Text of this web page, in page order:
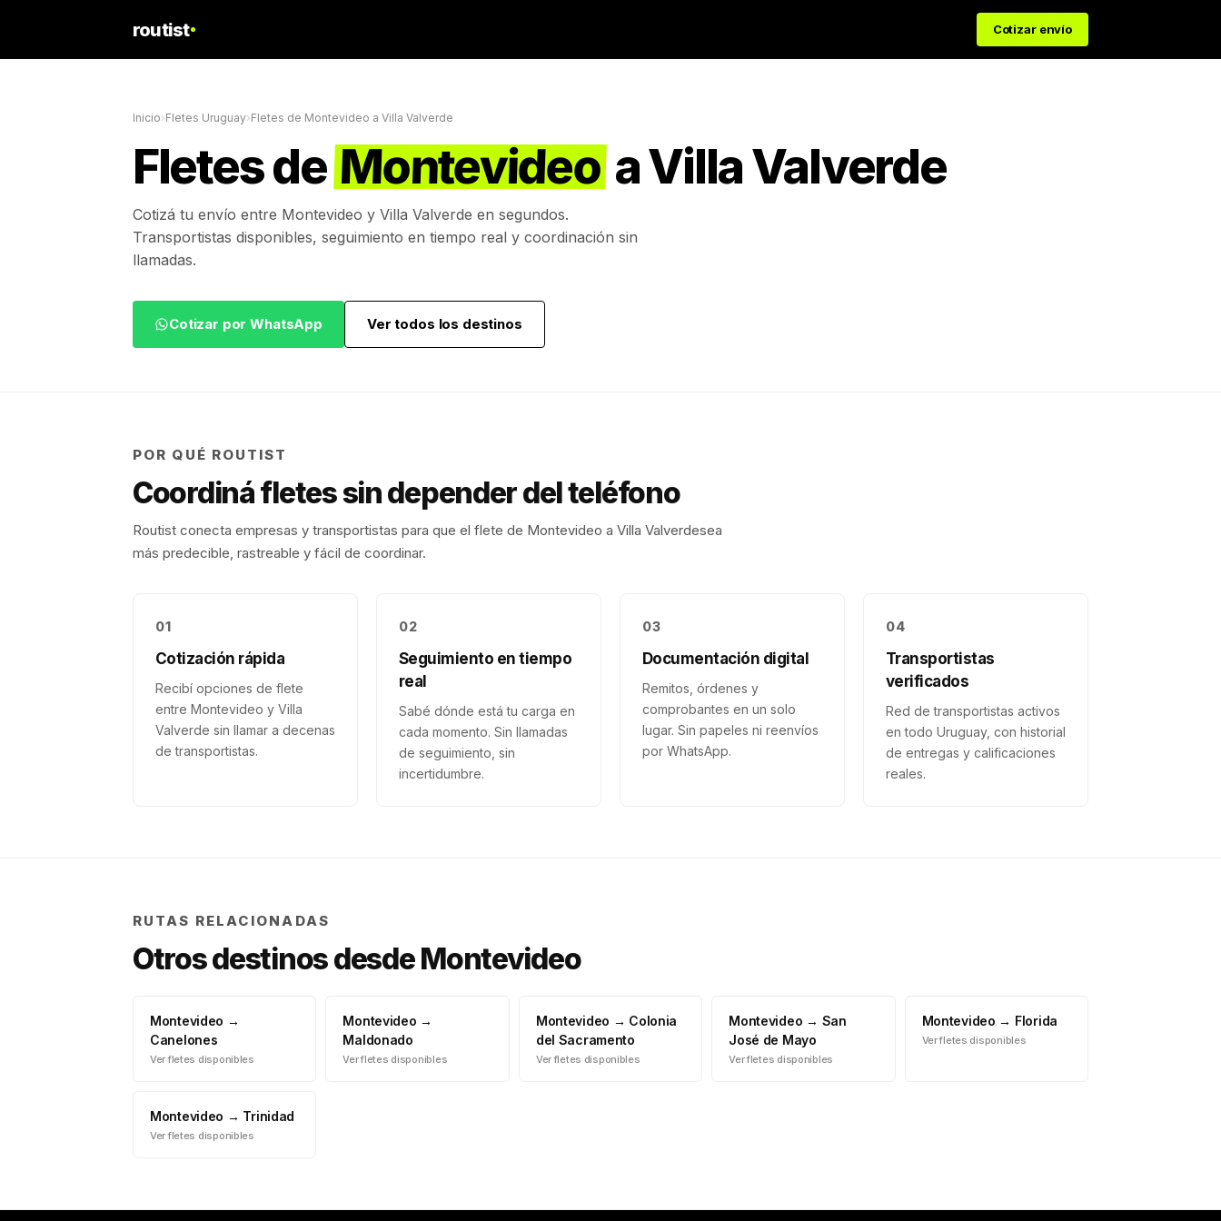
routist Cotizar envío
Inicio›Fletes Uruguay›Fletes de Montevideo a Villa Valverde
Fletes de Montevideo aVilla Valverde
Cotizá tu envío entre Montevideo y Villa Valverde en segundos.
Transportistas disponibles, seguimiento en tiempo real y coordinación sin
llamadas.
Cotizar por WhatsApp Ver todos los destinos
POR QUÉ ROUTIST
Coordiná fletes sin depender del teléfono
Routist conecta empresas y transportistas para que el flete de Montevideo a Villa Valverdesea
más predecible, rastreable y fácil de coordinar.
01
Cotización rápida
Recibí opciones de flete
entre Montevideo y Villa
Valverde sin llamar a decenas
de transportistas.
02
Seguimiento en tiempo
real
Sabé dónde está tu carga en
cada momento. Sin llamadas
de seguimiento, sin
incertidumbre.
03
Documentación digital
Remitos, órdenes y
comprobantes en un solo
lugar. Sin papeles ni reenvíos
por WhatsApp.
04
Transportistas
verificados
Red de transportistas activos
en todo Uruguay, con historial
de entregas y calificaciones
reales.
RUTAS RELACIONADAS
Otros destinos desdeMontevideo
Montevideo →
Canelones
Ver fletes disponibles
Montevideo →
Maldonado
Ver fletes disponibles
Montevideo → Colonia
del Sacramento
Ver fletes disponibles
Montevideo → San
José de Mayo
Ver fletes disponibles
Montevideo → Florida
Ver fletes disponibles
Montevideo → Trinidad
Ver fletes disponibles